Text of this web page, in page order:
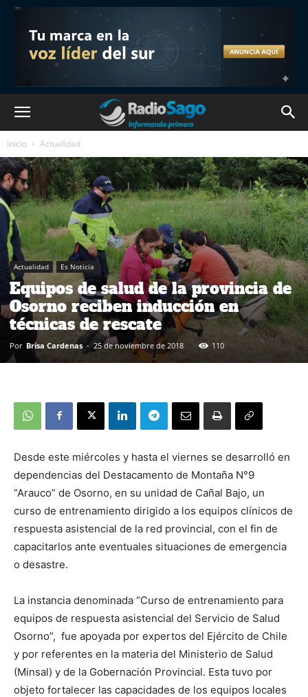
Inicio Actualidad
Actualidad Es Noticia
Equipos de salud de la provincia de
Osorno reciben inducción en
técnicas de rescate
Por Brisa Cardenas - 25 de noviembre de 2018 110
Desde este miércoles y hasta el viernes se desarrolló en
dependencias del Destacamento de Montaña N°9
“Arauco” de Osorno, en su unidad de Cañal Bajo, un
curso de entrenamiento dirigido a los equipos clínicos de
respuesta asistencial de la red provincial, con el fin de
capacitarlos ante eventuales situaciones de emergencia
o desastre.
La instancia denominada “Curso de entrenamiento para
equipos de respuesta asistencial del Servicio de Salud
Osorno”, fue apoyada por expertos del Ejército de Chile
y por referentes en la materia del Ministerio de Salud
(Minsal) y de la Gobernación Provincial. Esta tuvo por
objeto fortalecer las capacidades de los equipos locales